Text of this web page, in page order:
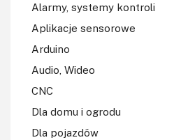
Alarmy, systemy kontroli
Aplikacje sensorowe
Arduino
Audio, Wideo
CNC
Dla domu i ogrodu
Dla pojazdów